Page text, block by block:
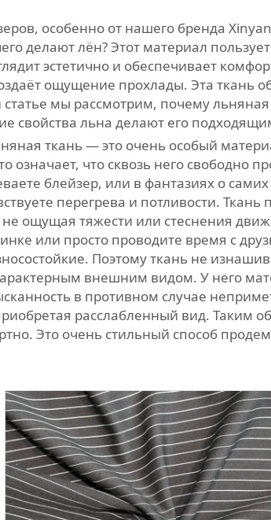
особенно от нашего бренда
делают лён? Этот материал
эстетично и обеспечивает
ощущение прохлады. Эта ткань
мы рассмотрим, почему
свойства льна делают его
ткань — это очень особый
означает, что сквозь него свободно
блейзер, или в фантазиях о
перегрева и потливости.
ощущая тяжести или стеснения
или просто проводите время с
Поэтому ткань не
внешним видом. У него
в противном случае
расслабленный вид. Таким
Это очень стильный способ